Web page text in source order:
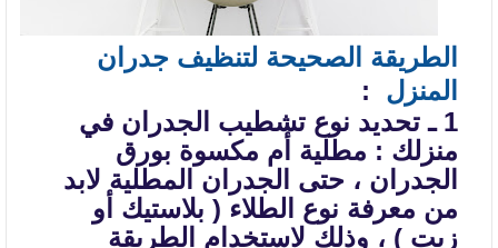
الطريقة الصحيحة لتنظيف جدران
المنزل :
1 ـ تحديد نوع تشطيب الجدران في
منزلك : مطلية أم مكسوة بورق
الجدران ، حتى الجدران المطلية لابد
من معرفة نوع الطلاء ( بلاستيك أو
زيت ) ، وذلك لاستخدام الطريقة